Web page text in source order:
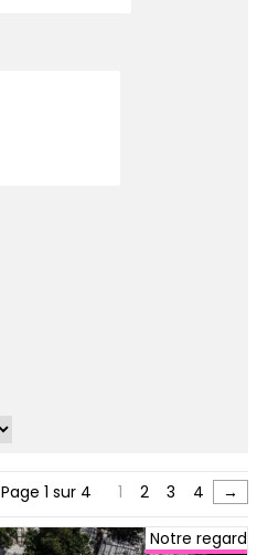
Page 1 sur 4 1 2 3 4 →
Notre regard